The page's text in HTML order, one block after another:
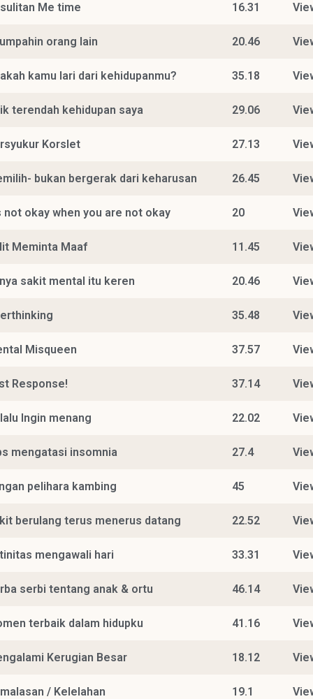
Me time 16.31
orang lain 20.46
kamu lari dari kehidupanmu? 35.18
terendah kehidupan saya 29.06
Korslet 27.13
bukan bergerak dari keharusan 26.45
not okay when you are not okay 20
Meminta Maaf 11.45
sakit mental itu keren 20.46
35.48
Misqueen 37.57
Response! 37.14
Ingin menang 22.02
mengatasi insomnia 27.4
pelihara kambing 45
berulang terus menerus datang 22.52
mengawali hari 33.31
serbi tentang anak & ortu 46.14
terbaik dalam hidupku 41.16
Kerugian Besar 18.12
/ Kelelahan 19.1